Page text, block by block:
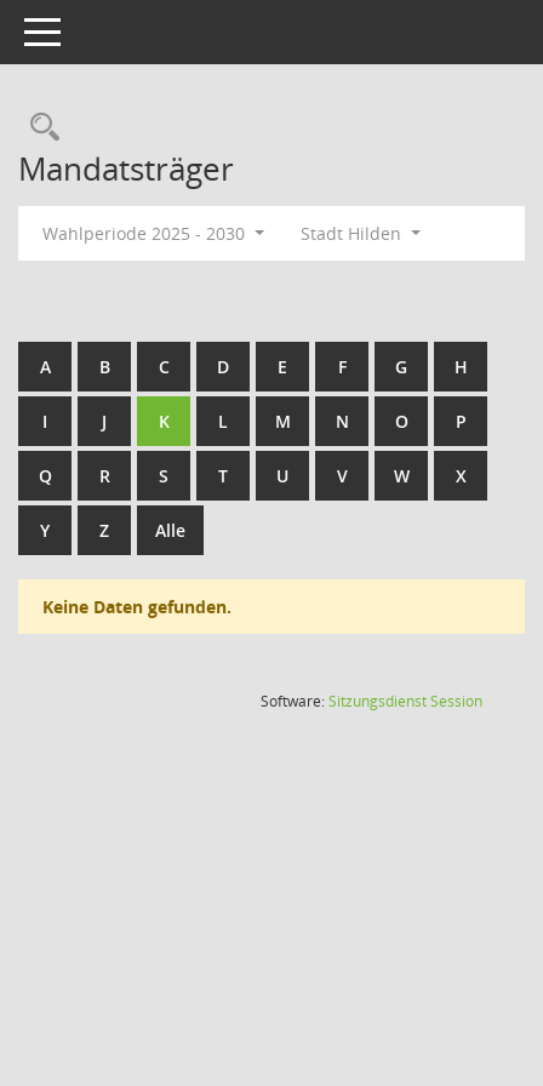
Toggle navigation
Rechercheauswahl
Mandatsträger
Wahlperiode 2025 - 2030 Stadt Hilden
A B C D E F G H
I J K L M N O P
Q R S T U V W X
Y Z Alle
Keine Daten gefunden.
Software:SitzungsdienstSession(Wird in